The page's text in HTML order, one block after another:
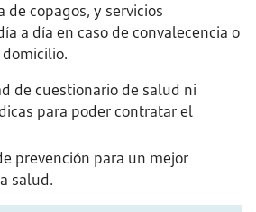
de copagos, y servicios
a día en caso de convalecencia o
de cuestionario de salud ni
para poder contratar el
prevención para un mejor
salud.